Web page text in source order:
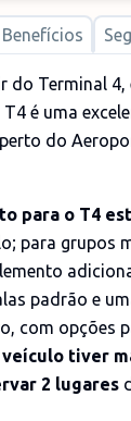
Benefícios
do Terminal
é uma
do
para o T4
para grupos
padrão e
com opções
veículo tiver
2 lugares